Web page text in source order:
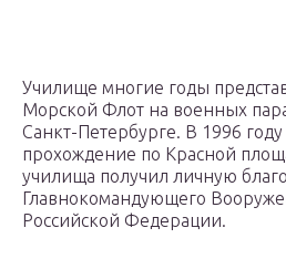
Училище многие годы
Морской Флот на военных
Санкт-Петербурге. В 1996
прохождение по Красной
училища получил личную
Главнокомандующего
Российской Федерации.